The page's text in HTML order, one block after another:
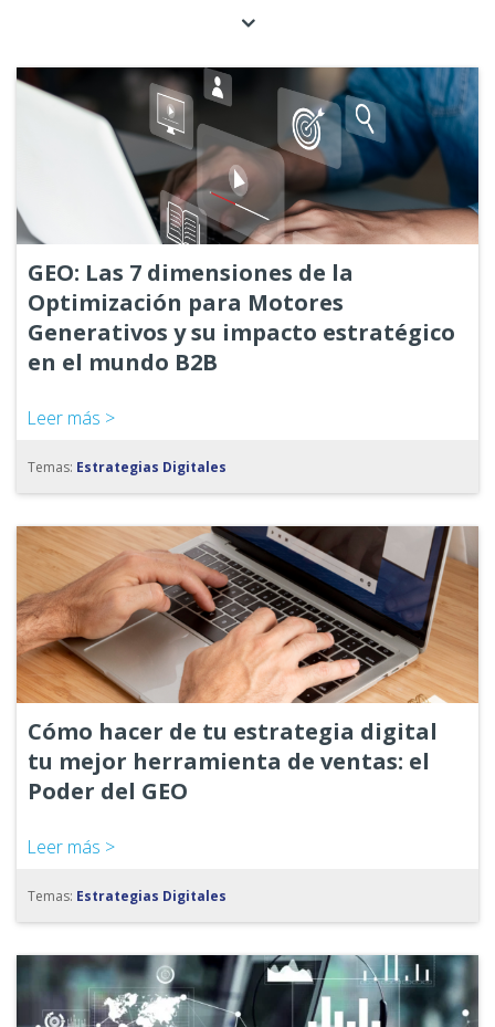
GEO: Las 7 dimensiones de la
Optimización para Motores
Generativos y su impacto estratégico
en el mundo B2B
Leer más >
Temas: Estrategias Digitales
Cómo hacer de tu estrategia digital
tu mejor herramienta de ventas: el
Poder del GEO
Leer más >
Temas: Estrategias Digitales